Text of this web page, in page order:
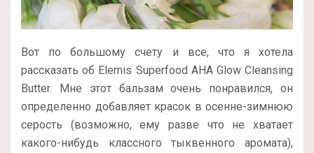
Вот по большому счету и все, что я хотела
рассказать об Elemis Superfood AHA Glow Cleansing
Butter. Мне этот бальзам очень понравился, он
определенно добавляет красок в осенне-зимнюю
серость (возможно, ему разве что не хватает
какого-нибудь классного тыквенного аромата),